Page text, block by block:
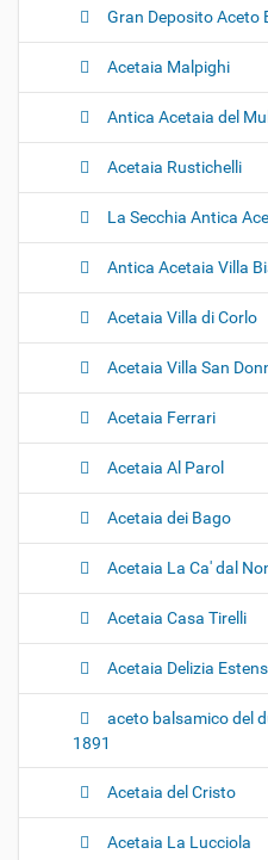
Gran Deposito Aceto
Acetaia Malpighi
Antica Acetaia del
Acetaia Rustichelli
La Secchia Antica
Antica Acetaia Villa
Acetaia Villa di Corlo
Acetaia Villa San
Acetaia Ferrari
Acetaia Al Parol
Acetaia dei Bago
Acetaia La Ca' dal
Acetaia Casa Tirelli
Acetaia Delizia
aceto balsamico del
1891
Acetaia del Cristo
Acetaia La Lucciola